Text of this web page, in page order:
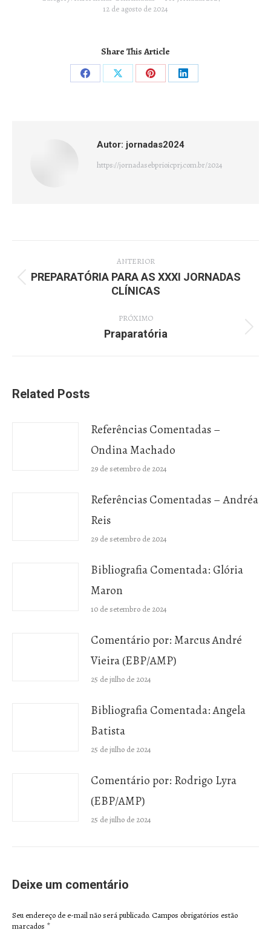
12 de agosto de 2024
Share This Article
CompartilharCompartilharCompartilharCompartilhar
Autor: jornadas2024
https://jornadasebprioicprj.com.br/2024
post:
ANTERIOR
Post
PREPARATÓRIA PARA AS XXXI JORNADAS
CLÍNICAS
PRÓXIMO
Próximo
Praparatória
Related Posts
Referências Comentadas –
Ondina Machado
29 de setembro de 2024
Referências Comentadas – Andréa
Reis
29 de setembro de 2024
Bibliografia Comentada: Glória
Maron
10 de setembro de 2024
Comentário por: Marcus André
Vieira (EBP/AMP)
25 de julho de 2024
Bibliografia Comentada: Angela
Batista
25 de julho de 2024
Comentário por: Rodrigo Lyra
(EBP/AMP)
25 de julho de 2024
Deixe um comentário
Seu endereço de e-mail não será publicado. Campos obrigatórios estão
marcados *